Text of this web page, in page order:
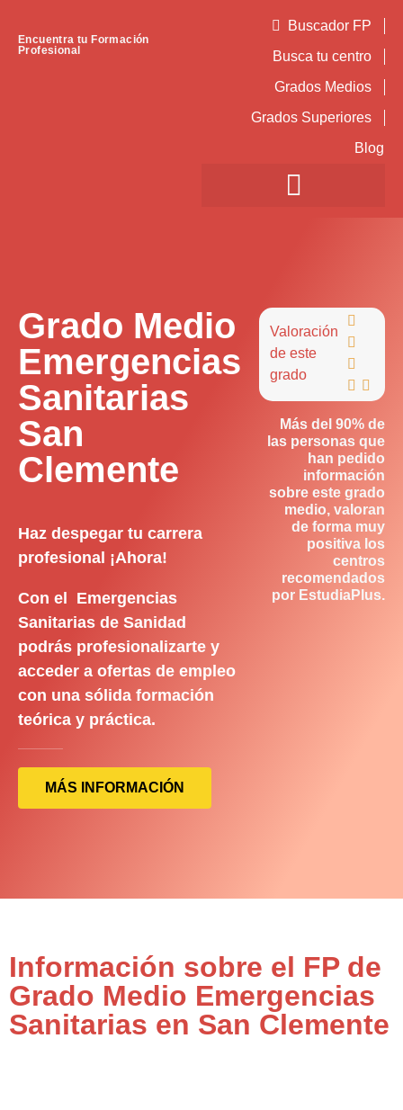
Encuentra tu Formación
Profesional
Buscador FP
Busca tu centro
Grados Medios
Grados Superiores
Blog
Grado Medio
Emergencias
Sanitarias
San
Clemente
Haz despegar tu carrera
profesional ¡Ahora!
Con el Emergencias
Sanitarias de Sanidad
podrás profesionalizarte y
acceder a ofertas de empleo
con una sólida formación
teórica y práctica.
MÁS INFORMACIÓN
Valoración
de este
grado



 
Más del 90% de
las personas que
han pedido
información
sobre este grado
medio, valoran
de forma muy
positiva los
centros
recomendados
por EstudiaPlus.
Información sobre el FP de
Grado Medio Emergencias
Sanitarias en San Clemente